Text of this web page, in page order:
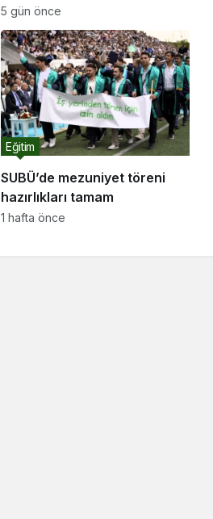
5 gün önce
SUBÜ’de mezuniyet töreni
hazırlıkları tamam
Eğitim
1 hafta önce